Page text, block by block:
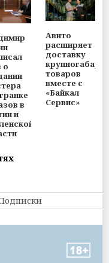
о
в
и
Авито
расширяет
доставку
товаров
вместе с
«Байкал
Сервис»